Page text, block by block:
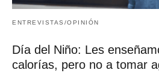
ENTREVISTAS/OPINIÓN
Día del Niño: Les
calorías, pero no a tomar